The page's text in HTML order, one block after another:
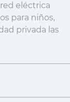
eléctrica
para niños,
privada las